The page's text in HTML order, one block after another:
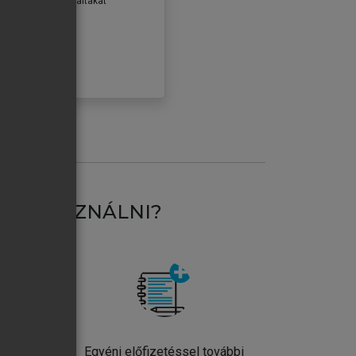
HASZNÁLNI?
Egyéni előfizetéssel további